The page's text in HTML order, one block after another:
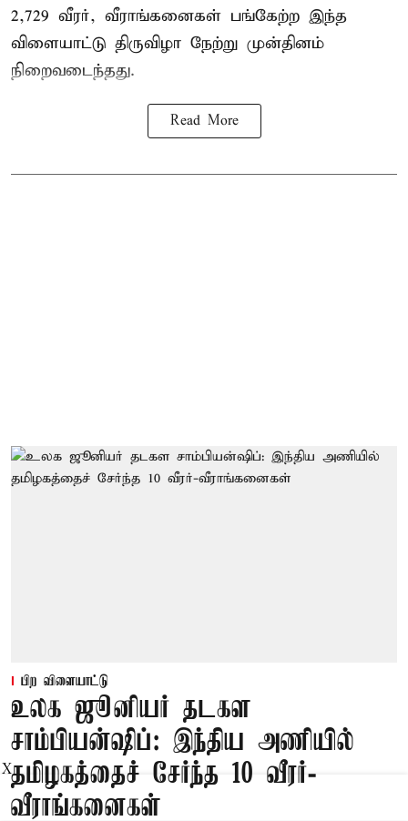
2,729 வீரர், வீராங்கனைகள் பங்கேற்ற இந்த
விளையாட்டு திருவிழா நேற்று முன்தினம்
நிறைவடைந்தது.
Read More
பிற விளையாட்டு
உலக ஜூனியர் தடகள
சாம்பியன்ஷிப்: இந்திய அணியில்
தமிழகத்தைச் சேர்ந்த 10 வீரர்-
வீராங்கனைகள்
X